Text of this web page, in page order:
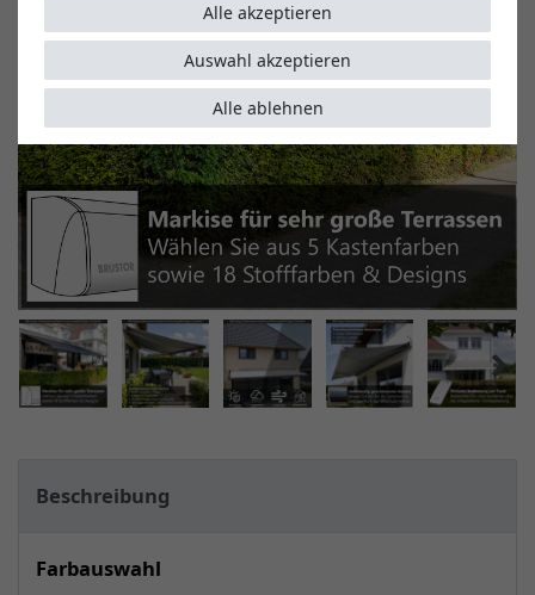
Beschreibung
Farbauswahl
Alle akzeptieren
Alle ablehnen
Auswahl akzeptieren